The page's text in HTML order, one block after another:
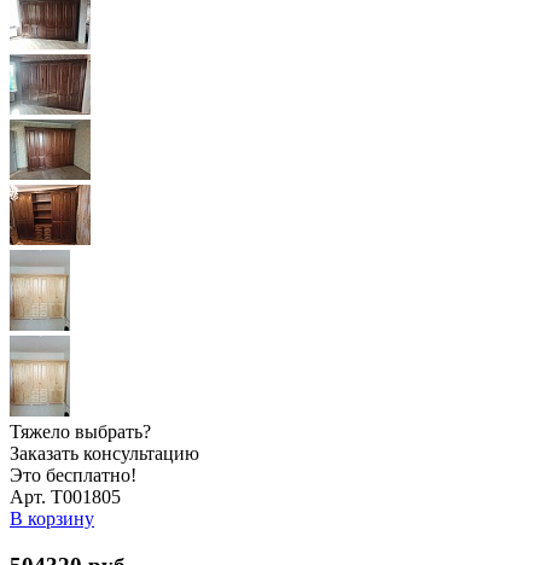
Тяжело выбрать?
Заказать консультацию
Это бесплатно!
Арт. Т001805
В корзину